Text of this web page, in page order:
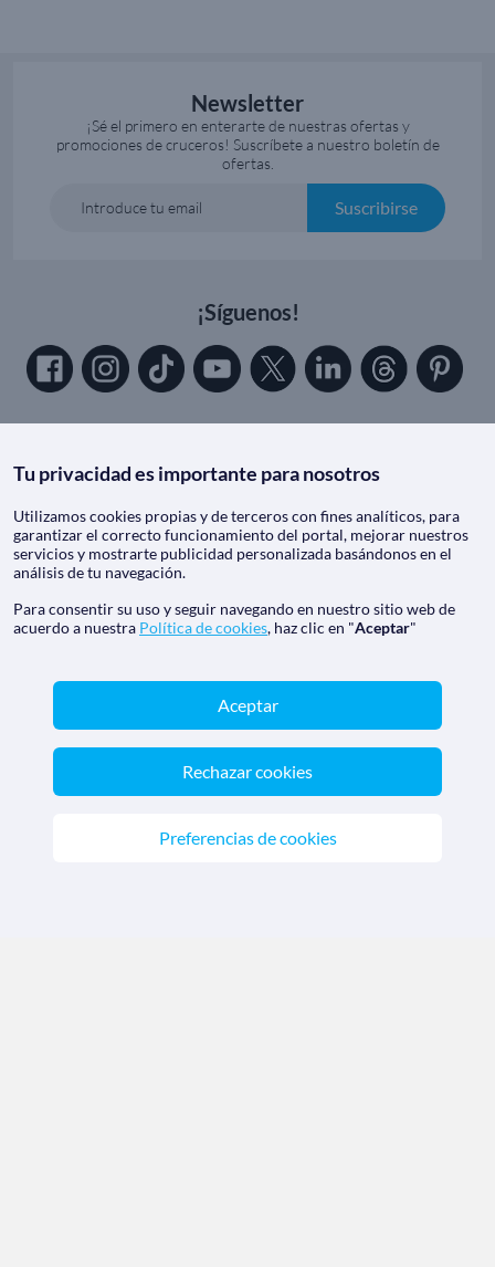
Newsletter
¡Sé el primero en enterarte de nuestras ofertas y
promociones de cruceros! Suscríbete a nuestro boletín de
ofertas.
Introduce tu email Suscribirse
¡Síguenos!
Contacto
Haz tu consulta
reservas@solocruceros.com
(+34) 650 717 810
España
900 494 213
(+34) 911 93 56 95
(+34) 933 90 31 65
Chile
(+56) 2 2897 3468
Tu privacidad es importante para nosotros
Utilizamos cookies propias y de terceros con fines analíticos, para
garantizar el correcto funcionamiento del portal, mejorar nuestros
servicios y mostrarte publicidad personalizada basándonos en el
análisis de tu navegación.
Para consentir su uso y seguir navegando en nuestro sitio web de
acuerdo a nuestra Política de cookies, haz clic en "Aceptar"
Aceptar
Rechazar cookies
Preferencias de cookies